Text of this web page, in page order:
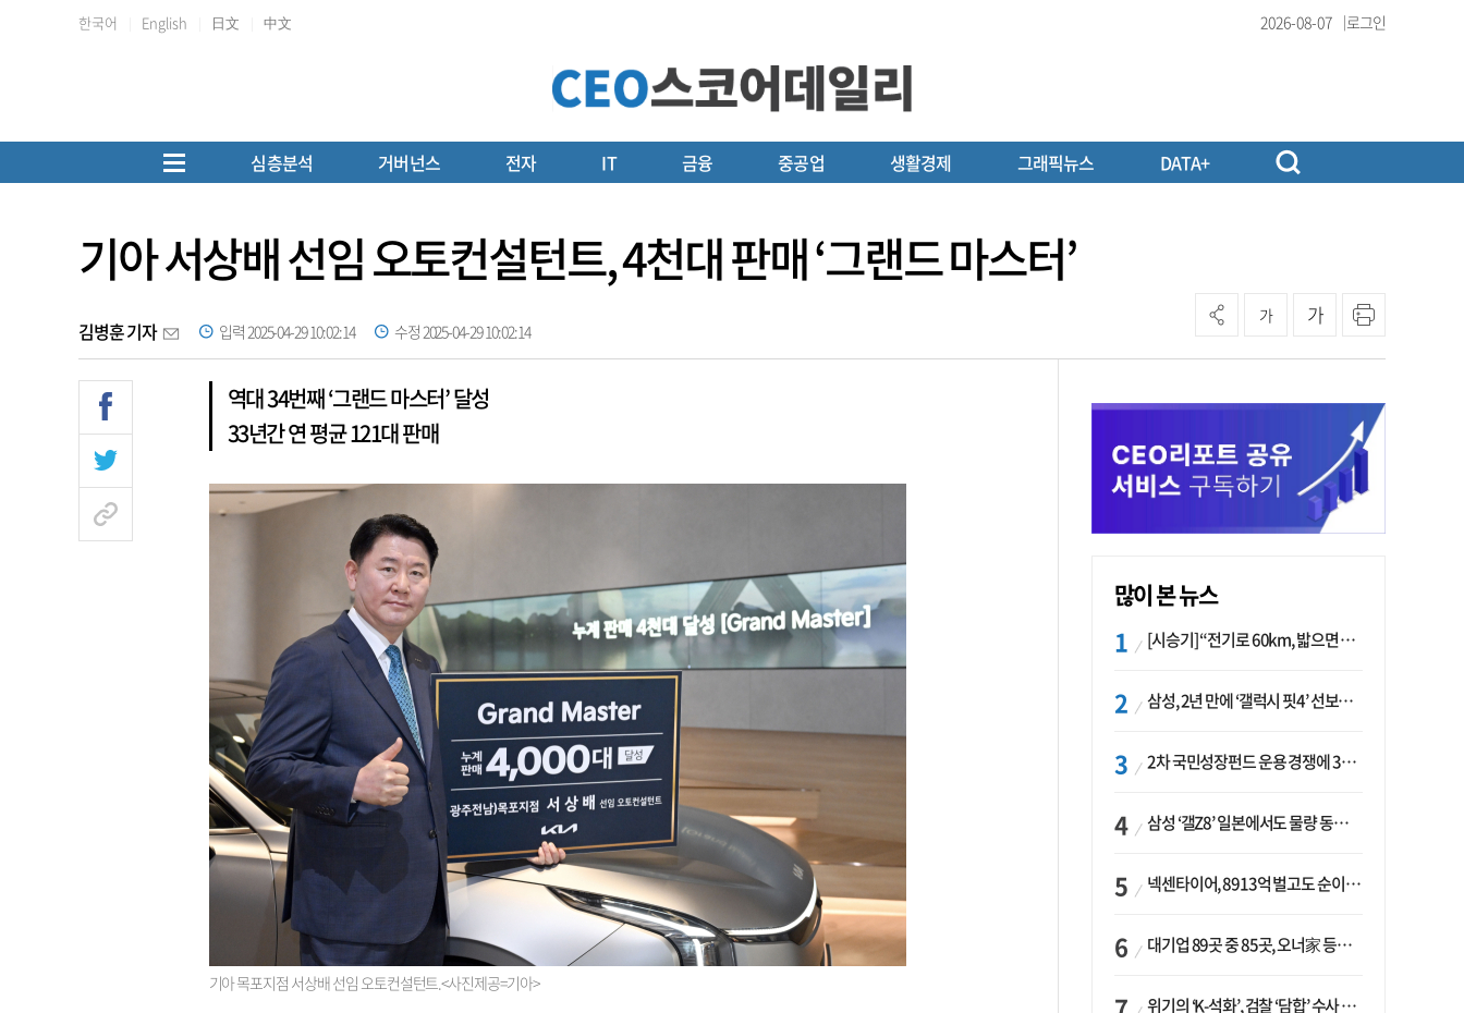
한국어 English 日文 中文 2026-08-07 로그인
심층분석 거버넌스 전자 IT 금융 중공업 생활경제 그래픽뉴스 DATA+
기아 서상배 선임 오토컨설턴트, 4천대 판매 ‘그랜드 마스터’
김병훈 기자 입력 2025-04-29 10:02:14 수정 2025-04-29 10:02:14
가 가
역대 34번째 ‘그랜드 마스터’ 달성
33년간 연 평균 121대 판매
기아 목포지점 서상배 선임 오토컨설턴트.<사진제공=기아>
많이 본 뉴스
[시승기] “전기로 60km, 밟으면 462마력”…볼보 XC60 T8의 두 얼굴
삼성, 2년 만에 ‘갤럭시 핏4’ 선보이나…웨어러블 생태계 확장 ‘시동’
2차 국민성장펀드 운용 경쟁에 33개사 몰렸다…신한·하나 등 새 얼굴 대거 합류
삼성 ‘갤Z8’ 일본에서도 물량 동났다…애플 참전 앞두고 선두 수성 ‘시험대’
넥센타이어, 8913억 벌고도 순이익 2억…유럽 세부담에 이익 증발
대기업 89곳 중 85곳, 오너家 등기임원 겸직…BS 46곳·SM 45곳 ‘족벌경영’ 고착화
위기의 ‘K-석화’, 검찰 ‘담합’ 수사 착수…“LG·한화·롯데 등 7개 업체, 8개 제품 가격 담합”